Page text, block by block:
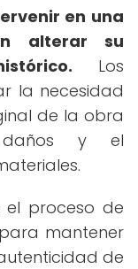
en una
alterar su
Los
la necesidad
de la obra
y el
el proceso de
mantener
de